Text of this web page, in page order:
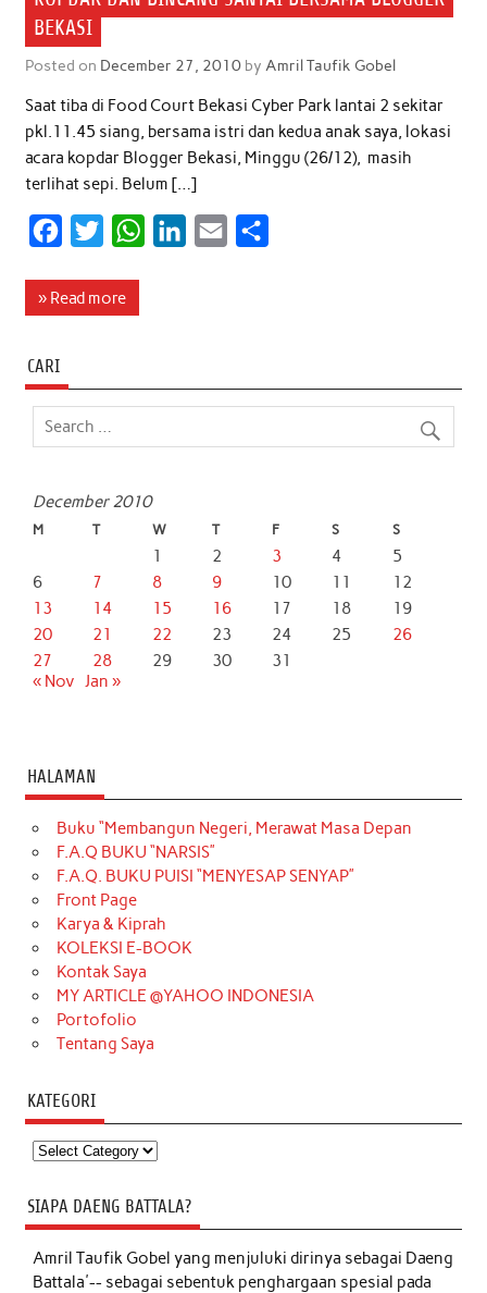
BEKASI
Posted on December 27, 2010by Amril Taufik Gobel
Saat tiba di Food Court Bekasi Cyber Park lantai 2 sekitar
pkl.11.45 siang, bersama istri dan kedua anak saya, lokasi
acara kopdar Blogger Bekasi, Minggu (26/12), masih
terlihat sepi. Belum […]
c
o
o
i
e
W
A
d
» Read more
CARI
December 2010
M T W T F S S
1 2 3 4
5
6
7 8 9 10 11
12
13
14 15 16 17 18
19
20
21 22 23 24 25
26
27
28 29 30
31
« Nov Jan »
HALAMAN
Buku “Membangun Negeri, Merawat Masa Depan
F.A.Q BUKU “NARSIS”
F.A.Q. BUKU PUISI “MENYESAP SENYAP”
Front Page
Karya & Kiprah
KOLEKSI E-BOOK
Kontak Saya
MY ARTICLE @YAHOO INDONESIA
Portofolio
Tentang Saya
KATEGORI
Kategori
SIAPA DAENG BATTALA?
Amril Taufik Gobelyang menjuluki dirinya sebagai Daeng
Battala'-- sebagai sebentuk penghargaan spesial pada